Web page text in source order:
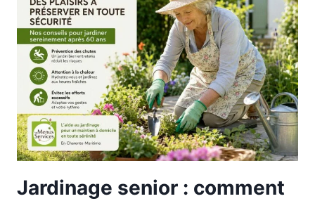
L’ON
AVEC
MOINS
RESSOURCES.
Jardinage senior : comment